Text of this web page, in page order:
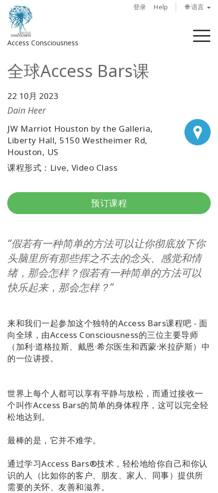
登录 Help 🌐 语言
Access Consciousness
菜
登
录
您
的
帐
户
关
课
程
查
找
Shop
More
联
系
搜
全球Access Bars课
22 10月 2023
Dain Heer
JW Marriot Houston by the Galleria,
Liberty Hall, 5150 Westheimer Rd,
Houston, US
课程形式：Live, Video Class
预订课程
“假若有一种简单的方法可以让你彻底放下你
头脑里所有那些挥之不去的念头、感觉和情
绪，那会怎样？假若有一种简单的方法可以
快乐起来，那会怎样？”
来和我们一起参加这个独特的Access Bars课程吧 - 面
向全球，由Access Consciousness的三位主要导师
（加利·道格拉斯、戴恩·希尔医生和西蒙·米拉萨斯）中
的一位讲授。
世界上每个人都可以享有平静与放松，而通过接收一
个叫作Access Bars的简单的身体程序，这可以完全轻
松地达到。
最棒的是，它并不难学。
通过学习Access Bars®技术，轻松地给你自己和你认
识的人（比如你的客户、朋友、家人、同事）提供所
需要的关怀、友善和滋养。